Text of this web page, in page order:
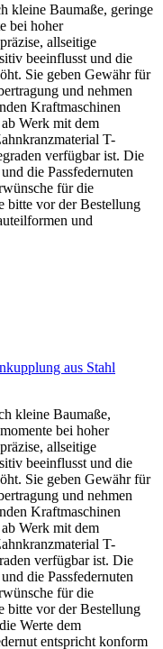
kleine Baumaße, geringe
bei hoher
allseitige
beeinflusst und die
Sie geben Gewähr für
und nehmen
Kraftmaschinen
Werk mit dem
T-
verfügbar ist. Die
die Passfedernuten
für die
bitte vor der Bestellung
und
aus Stahl
kleine Baumaße,
bei hoher
allseitige
beeinflusst und die
Sie geben Gewähr für
und nehmen
Kraftmaschinen
Werk mit dem
T-
verfügbar ist. Die
die Passfedernuten
für die
bitte vor der Bestellung
Werte dem
entspricht konform